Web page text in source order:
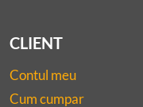
CLIENT
Contul meu
Cum cumpar